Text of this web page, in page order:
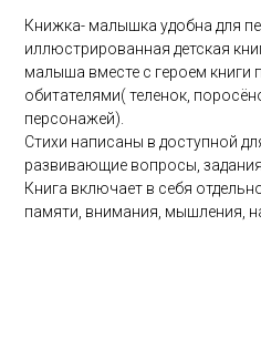
Книжка- малышка удобна для
иллюстрированная детская
малыша вместе с героем книги
обитателями( теленок,
персонажей).
Стихи написаны в доступной
развивающие вопросы,
Книга включает в себя
памяти, внимания, мышления,